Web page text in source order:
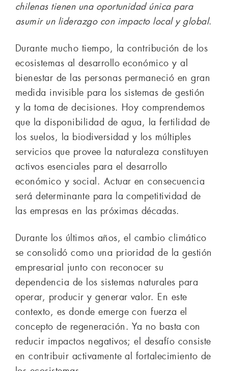
chilenas tienen una oportunidad única para
asumir un liderazgo con impacto local y global.
Durante mucho tiempo, la contribución de los
ecosistemas al desarrollo económico y al
bienestar de las personas permaneció en gran
medida invisible para los sistemas de gestión
y la toma de decisiones. Hoy comprendemos
que la disponibilidad de agua, la fertilidad de
los suelos, la biodiversidad y los múltiples
servicios que provee la naturaleza constituyen
activos esenciales para el desarrollo
económico y social. Actuar en consecuencia
será determinante para la competitividad de
las empresas en las próximas décadas.
Durante los últimos años, el cambio climático
se consolidó como una prioridad de la gestión
empresarial junto con reconocer su
dependencia de los sistemas naturales para
operar, producir y generar valor. En este
contexto, es donde emerge con fuerza el
concepto de regeneración. Ya no basta con
reducir impactos negativos; el desafío consiste
en contribuir activamente al fortalecimiento de